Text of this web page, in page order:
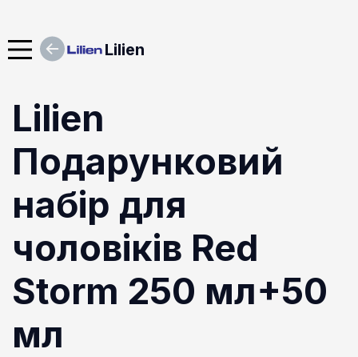
Lilien
Lilien
Подарунковий
набір для
чоловіків Red
Storm 250 мл+50
мл